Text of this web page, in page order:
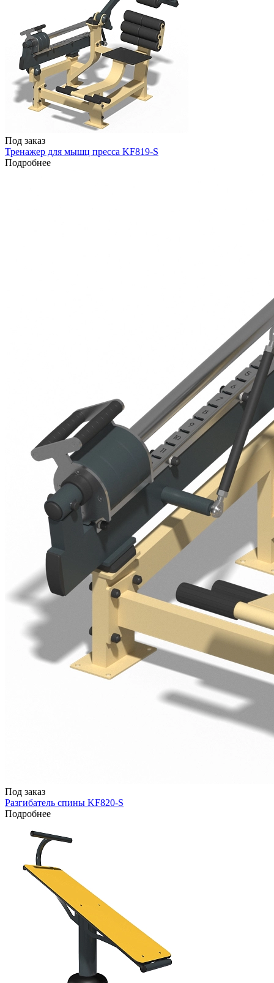
Под заказ
Тренажер для мышц пресса KF819-S
Подробнее
Под заказ
Разгибатель спины KF820-S
Подробнее